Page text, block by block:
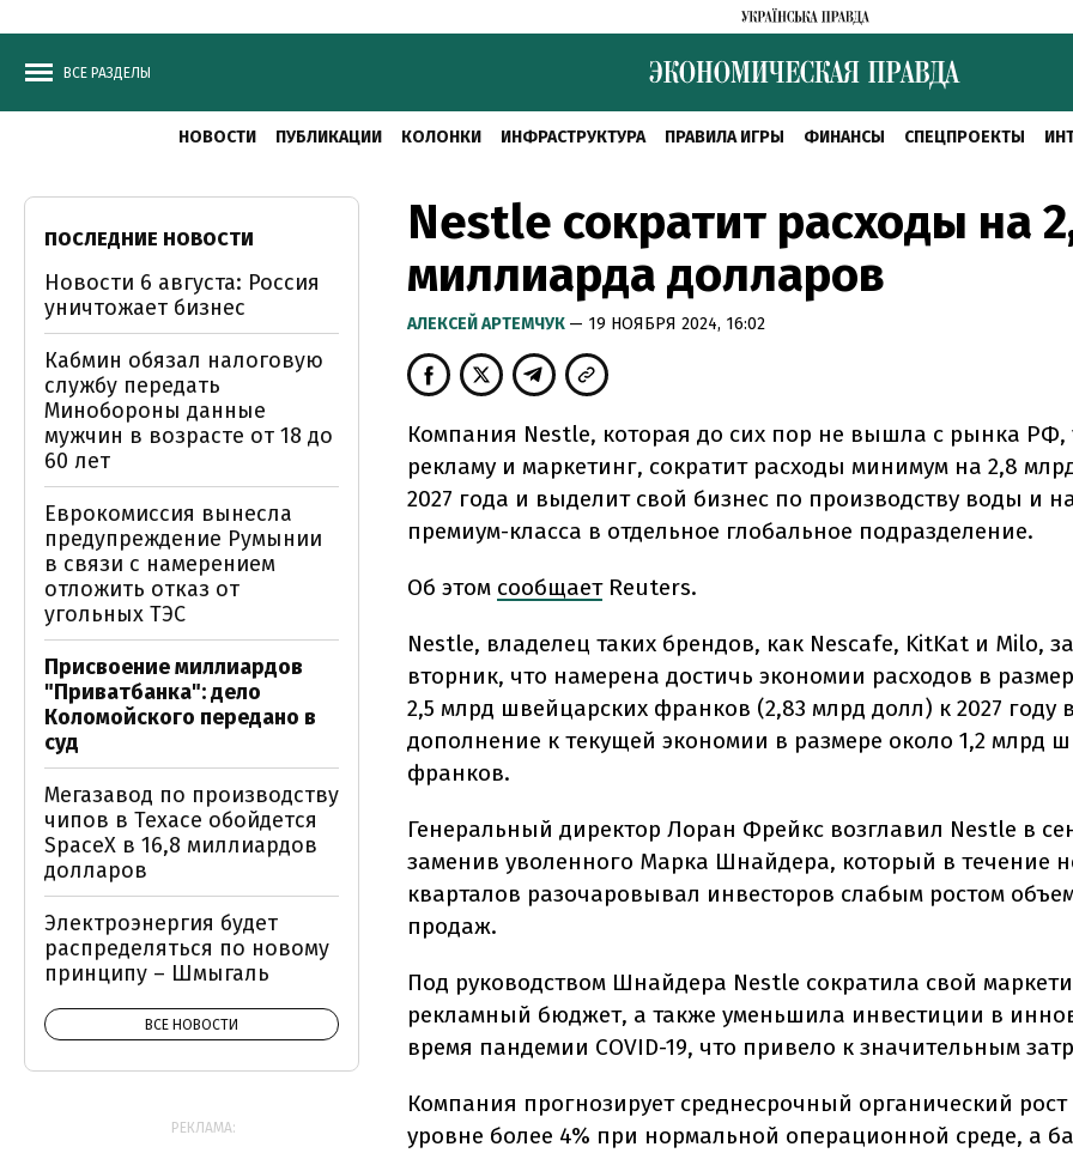
ВСЕ РАЗДЕЛЫ
НОВОСТИ ПУБЛИКАЦИИ КОЛОНКИ ИНФРАСТРУКТУРА ПРАВИЛА ИГРЫ ФИНАНСЫ СПЕЦПРОЕКТЫ
Nestle сократит расходы на
миллиарда долларов
АЛЕКСЕЙ АРТЕМЧУК — 19 НОЯБРЯ 2024, 16:02
Компания Nestle, которая до сих пор не вышла с рынка РФ,
рекламу и маркетинг, сократит расходы минимум на 2,8
2027 года и выделит свой бизнес по производству воды и
премиум-класса в отдельное глобальное подразделение.
Об этом сообщаетReuters.
Nestle, владелец таких брендов, как Nescafe, KitKat и Milo,
вторник, что намерена достичь экономии расходов в
2,5 млрд швейцарских франков (2,83 млрд долл) к 2027 году
дополнение к текущей экономии в размере около 1,2 млрд
франков.
Генеральный директор Лоран Фрейкс возглавил Nestle в
заменив уволенного Марка Шнайдера, который в течение
кварталов разочаровывал инвесторов слабым ростом
продаж.
Под руководством Шнайдера Nestle сократила свой
рекламный бюджет, а также уменьшила инвестиции в
время пандемии COVID-19, что привело к значительным
Компания прогнозирует среднесрочный органический
уровне более 4% при нормальной операционной среде, а
ПОСЛЕДНИЕ НОВОСТИ
Новости 6 августа: Россия
уничтожает бизнес
Кабмин обязал налоговую
службу передать
Минобороны данные
мужчин в возрасте от 18 до
60 лет
Еврокомиссия вынесла
предупреждение Румынии
в связи с намерением
отложить отказ от
угольных ТЭС
Присвоение миллиардов
"Приватбанка": дело
Коломойского передано в
суд
Мегазавод по производству
чипов в Техасе обойдется
SpaceX в 16,8 миллиардов
долларов
Электроэнергия будет
распределяться по новому
принципу – Шмыгаль
ВСЕ НОВОСТИ
РЕКЛАМА: